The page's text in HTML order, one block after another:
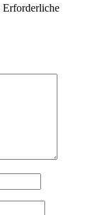
Erforderliche